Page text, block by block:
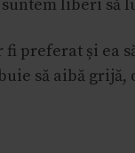
liberi să
fi preferat și ea
să aibă grijă,